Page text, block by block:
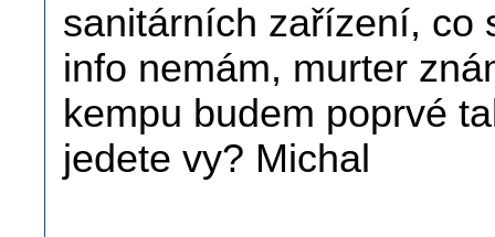
sanitárních zařízení, co
info nemám, murter
kempu budem poprvé
jedete vy? Michal